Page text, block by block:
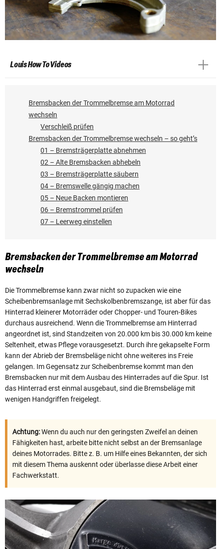
Louis How To Videos
Bremsbacken der Trommelbremse am Motorrad
wechseln
Verschleiß prüfen
Bremsbacken der Trommelbremse wechseln – so geht’s
01 – Bremsträgerplatte abnehmen
02 – Alte Bremsbacken abhebeln
03 – Bremsträgerplatte säubern
04 – Bremswelle gängig machen
05 – Neue Backen montieren
06 – Bremstrommel prüfen
07 – Leerweg einstellen
Bremsbacken der Trommelbremse am Motorrad
wechseln
Die Trommelbremse kann zwar nicht so zupacken wie eine
Scheibenbremsanlage mit Sechskolbenbremszange, ist aber für das
Hinterrad kleinerer Motorräder oder Chopper- und Touren-Bikes
durchaus ausreichend. Wenn die Trommelbremse am Hinterrad
angeordnet ist, sind Standzeiten von 20.000 km bis 30.000 km keine
Seltenheit, etwas Pflege vorausgesetzt. Durch ihre gekapselte Form
kann der Abrieb der Bremsbeläge nicht ohne weiteres ins Freie
gelangen. Im Gegensatz zur Scheibenbremse kommt man den
Bremsbacken nur mit dem Ausbau des Hinterrades auf die Spur. Ist
das Hinterrad erst einmal ausgebaut, sind die Bremsbeläge mit
wenigen Handgriffen freigelegt.
Achtung:Wenn du auch nur den geringsten Zweifel an deinen
Fähigkeiten hast, arbeite bitte nicht selbst an der Bremsanlage
deines Motorrades. Bitte z. B. um Hilfe eines Bekannten, der sich
mit diesem Thema auskennt oder überlasse diese Arbeit einer
Fachwerkstatt.